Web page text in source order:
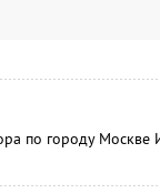
по городу